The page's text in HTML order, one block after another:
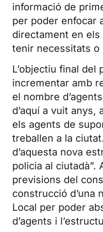
informació de
per poder enfocar
directament en
tenir necessitats o
L’objectiu final del
incrementar amb
el nombre
d’aquí a vuit anys,
els agents de
treballen a la
d’aquesta nova
policia al ciutadà”.
previsions del
construcció d’una
Local per poder
d’agents i